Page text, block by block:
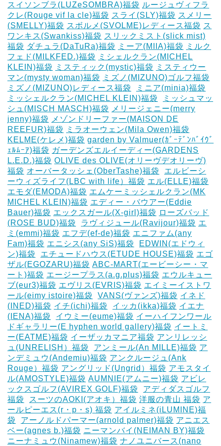
スイソンブラ(LUZeSOMBRA)福袋 ルージュヴィフラ
クレ(Rouge vif la cle)福袋 スライ(SLY)福袋 スメリー
(SMELLY)福袋 スボルメ(SVOLME)レディース福袋 ス
ワンキス(Swankiss)福袋 スリックミスト(slick mist)
福袋 ダチュラ(DaTuRa)福袋 ‎ミーア(MIIA)福袋
ミルク
フェド(MILKFED.)福袋
ミシェルクラン(MICHEL
KLEIN)福袋
ミスティック(mystic)福袋
ミスティウー
マン(mysty woman)福袋
ミズノ(MIZUNO)ゴルフ福袋
ミズノ(MIZUNO)レディース福袋
ミニア(minia)福袋
ミッシェルクラン(MICHEL KLEIN)福袋
ミッシュマッ
シュ(MISCH MASCH)福袋
メリージェニー(merry
jenny)福袋
メゾンドリーファー(MAISON DE
REEFUR)福袋
ミラオーウェン(Mila Owen)福袋
KELME(ケレメ)福袋 ‎garden by Valmuer(ｶﾞｰﾃﾞﾝﾊﾞｲｳﾞ
ｪﾙﾑｰｱ)福袋 ガーデンズエルイーディー(GARDENS
L.E.D.)福袋 OLIVE des OLIVE(オリーヴデオリーヴ)
福袋 オーバータッシェ(OberTashe)福袋
エルビーシ
ーウィズライフ(LBC with life）福袋 エル(ELLE)福袋
エモダ(EMODA)福袋 エムケーミッシェルクラン(MK
MICHEL KLEIN)福袋 エディー・バウアー(Eddie
Bauer)福袋 エックスガール(X-girl)福袋 ローズバッド
(ROSE BUD)福袋
ラヴィジュール(Ravijour)福袋 エ
ミ(emmi)福袋 エフデ(ef-de)福袋 エニファム(any
Fam)福袋 エニシス(any SiS)福袋
EDWIN(エドウィ
ン)福袋
エチュードハウス(ETUDE HOUSE)福袋 エゴ
ザル(EGOZARU)福袋 ABC-MART(エービーシー・マ
ート)福袋 エージープラス(a.g.plus)福袋 エウルキュー
ブ(eur3)福袋 エヴリス(EVRIS)福袋 エイミーイストワ
ール(eimy istoire)福袋
VANS(ヴァンズ)福袋 イネド
(INED)福袋 イチ(ichi)福袋 イッカ(ikka)福袋 イエナ
(IENA)福袋
イウミー(eume)福袋 イーハイフンワール
ドギャラリー(E hyphen world gallery)福袋 イートミ
ー(EATME)福袋 イーザッカマニア福袋 アンリレッシ
ュ(UNRELISH）福袋
アンミール(An MILLE)福袋 ア
ンデミュウ(Andemiu)福袋 アンクルージュ(Ank
Rouge）福袋 アングリッド(Ungrid）福袋 アモスタイ
ル(AMOSTYLE)福袋 AUMNIE(アムニー)福袋 アビレ
ックスゴルフ(AVIREX GOLF)福袋
アディダスゴルフ
福袋
スーツのAOKI(アオキ）福袋 洋服の青山 福袋 ア
ールピーエス(r・p・s) 福袋 アイルミネ(iLUMINE)福
袋
アーノルドパーマー(arnold palmer)福袋 アニエス
ベー(agnes b.)福袋 ニーマンバイ(NEIMAN BY)福袋
ニーナミュウ(Ninamew)福袋 ナノユニバース(nano